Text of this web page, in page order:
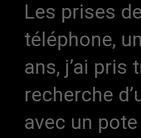
Les prises
téléphone,
ans, j’ai pris
recherche
avec un